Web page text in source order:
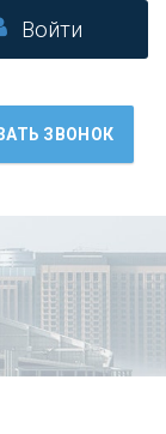
Войти
ЗВОНОК